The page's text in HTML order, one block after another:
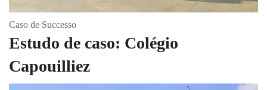
Caso de Successo
Estudo de caso: Colégio
Capouilliez